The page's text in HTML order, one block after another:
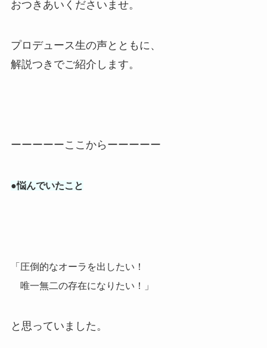
おつきあいくださいませ。
プロデュース生の声とともに、
解説つきでご紹介します。
ーーーーーここからーーーーー
●悩んでいたこと
「圧倒的なオーラを出したい！
唯一無二の存在になりたい！」
と思っていました。